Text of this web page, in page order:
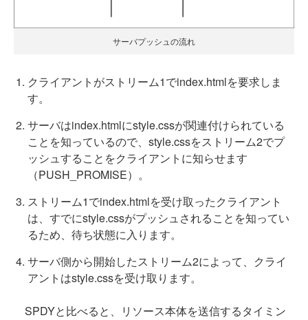
サーバプッシュの流れ
クライアントがストリーム1でindex.htmlを要求しま
す。
サーバはindex.htmlにstyle.cssが関連付けられている
ことを知っているので、style.cssをストリーム2でプ
ッシュすることをクライアントに知らせます
（PUSH_PROMISE）。
ストリーム1でindex.htmlを受け取ったクライアント
は、すでにstyle.cssがプッシュされることを知ってい
るため、待ち状態に入ります。
サーバ側から開始したストリーム2によって、クライ
アントはstyle.cssを受け取ります。
SPDYと比べると、リソース本体を送信するタイミン